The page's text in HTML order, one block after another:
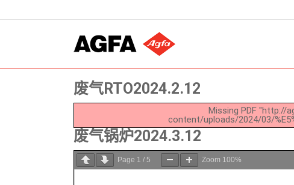
过
废气RTO2024.2.12
Missing PDF "http://
content/uploads/2024/03/
废气锅炉2024.3.12
Page 1 / 5 Zoom 100%